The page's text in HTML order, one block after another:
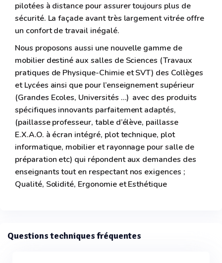
pilotées à distance pour assurer toujours plus de
sécurité. La façade avant très largement vitrée offre
un confort de travail inégalé.
Nous proposons aussi une nouvelle gamme de
mobilier destiné aux salles de Sciences (Travaux
pratiques de Physique-Chimie et SVT) des Collèges
et Lycées ainsi que pour l’enseignement supérieur
(Grandes Ecoles, Universités …) avec des produits
spécifiques innovants parfaitement adaptés,
(paillasse professeur, table d’élève, paillasse
E.X.A.O. à écran intégré, plot technique, plot
informatique, mobilier et rayonnage pour salle de
préparation etc) qui répondent aux demandes des
enseignants tout en respectant nos exigences ;
Qualité, Solidité, Ergonomie et Esthétique
Questions techniques fréquentes